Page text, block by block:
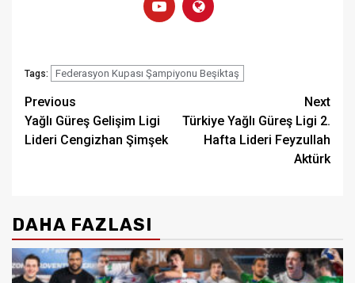
Tags: Federasyon Kupası Şampiyonu Beşiktaş
Post
navigation
Previous
Yağlı Güreş Gelişim Ligi
Lideri Cengizhan Şimşek
Next
Türkiye Yağlı Güreş Ligi 2.
Hafta Lideri Feyzullah
Aktürk
DAHA FAZLASI